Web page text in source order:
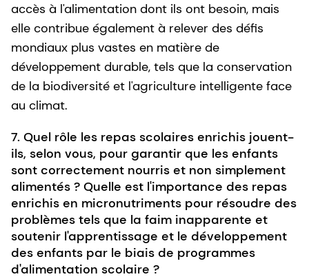
accès à l'alimentation dont ils ont besoin, mais
elle contribue également à relever des défis
mondiaux plus vastes en matière de
développement durable, tels que la conservation
de la biodiversité et l'agriculture intelligente face
au climat.
7. Quel rôle les repas scolaires enrichis jouent-
ils, selon vous, pour garantir que les enfants
sont correctement nourris et non simplement
alimentés ? Quelle est l'importance des repas
enrichis en micronutriments pour résoudre des
problèmes tels que la faim inapparente et
soutenir l'apprentissage et le développement
des enfants par le biais de programmes
d'alimentation scolaire ?